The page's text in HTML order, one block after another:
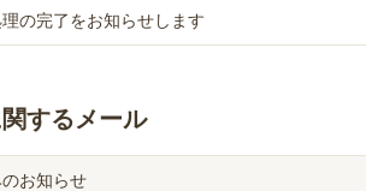
の完了をお知らせします
するメール
お知らせ